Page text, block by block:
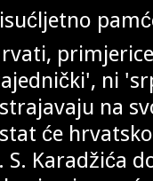
ni
na
će
S. Karadžića